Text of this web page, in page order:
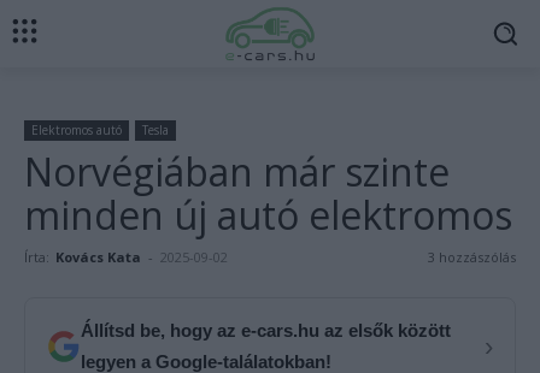
Elektromos autó Tesla
Norvégiában már szinte
minden új autó elektromos
Írta: Kovács Kata - 2025-09-02 3 hozzászólás
Állítsd be, hogy az e-cars.hu az elsők között
legyen a Google-találatokban!
›